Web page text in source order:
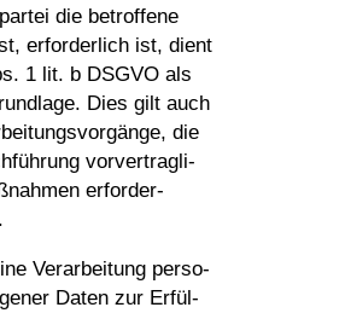
die betrof­fene
erfor­der­lich ist, dient
1 lit. b DSGVO als
Dies gilt auch
die
vorver­trag­li­
erfor­der­
Verar­bei­tung perso­
Daten zur Erfül­